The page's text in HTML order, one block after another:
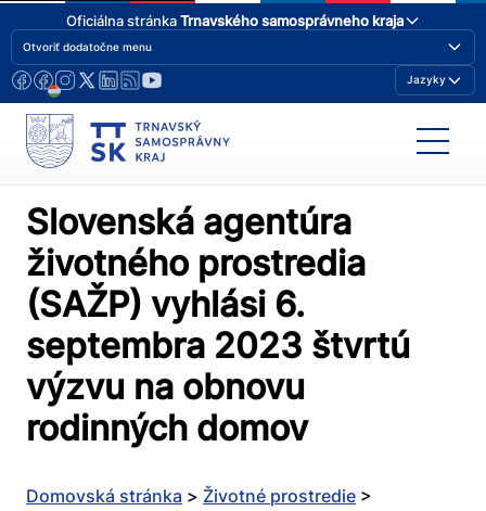
Oficiálna stránkaTrnavského samosprávneho kraja
Otvoriť dodatočne menu
Jazyky
Slovenská agentúra
životného prostredia
(SAŽP) vyhlási 6.
septembra 2023 štvrtú
výzvu na obnovu
rodinných domov
Domovská stránka > Životné prostredie >